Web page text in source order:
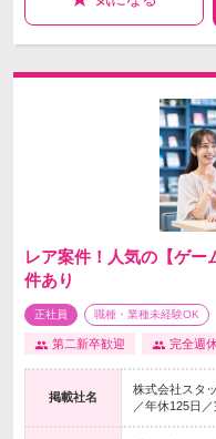
レア案件！人気の【ゲ
件あり
正社員 職種・業種未経験OK
第二新卒歓迎 完全週
掲載社名
株式会社スタ
／年休125日